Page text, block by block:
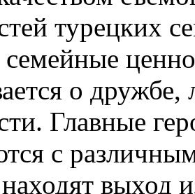
турецких
семейные
о
Главные
с
выход